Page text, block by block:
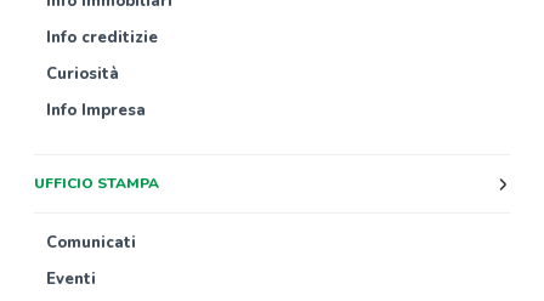
Info creditizie
Curiosità
Info Impresa
UFFICIO STAMPA
Comunicati
Eventi